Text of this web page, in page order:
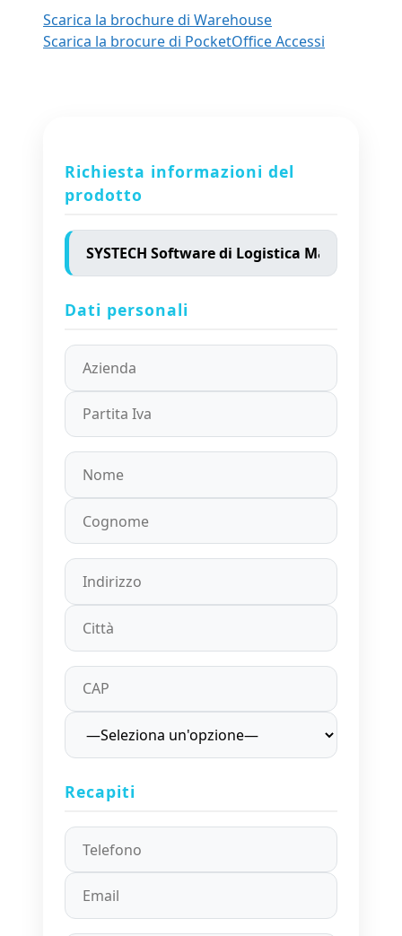
Scarica la brochure di Warehouse
Scarica la brocure di PocketOffice Accessi
Richiesta informazioni del
prodotto
Dati personali
Recapiti